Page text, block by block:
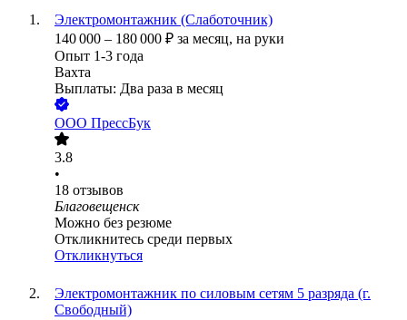
Электромонтажник (Слаботочник)
140 000 – 180 000 ₽ за месяц, на руки
Опыт 1-3 года
Вахта
Выплаты: Два раза в месяц
ООО ПрессБук
3.8
•
18 отзывов
Благовещенск
Можно без резюме
Откликнитесь среди первых
Откликнуться
Электромонтажник по силовым сетям 5 разряда (г.
Свободный)